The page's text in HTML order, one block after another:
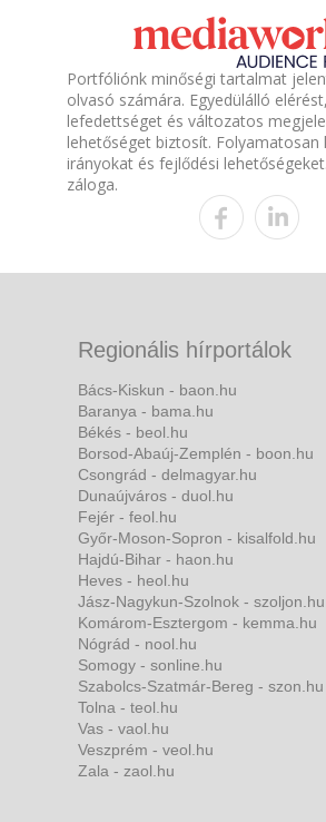
Portfóliónk minőségi tartalmat
olvasó számára. Egyedülálló
lefedettséget és változatos
lehetőséget biztosít. Folyamatosan
irányokat és fejlődési
záloga.
Regionális hírportálok
Bács-Kiskun - baon.hu
Baranya - bama.hu
Békés - beol.hu
Borsod-Abaúj-Zemplén - boon.hu
Csongrád - delmagyar.hu
Dunaújváros - duol.hu
Fejér - feol.hu
Győr-Moson-Sopron - kisalfold.hu
Hajdú-Bihar - haon.hu
Heves - heol.hu
Jász-Nagykun-Szolnok - szoljon.hu
Komárom-Esztergom - kemma.hu
Nógrád - nool.hu
Somogy - sonline.hu
Szabolcs-Szatmár-Bereg - szon.hu
Tolna - teol.hu
Vas - vaol.hu
Veszprém - veol.hu
Zala - zaol.hu